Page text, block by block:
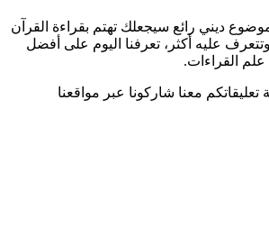
ديني رائع سيجعلك تهتم بقراءة القرآن
عليه أكثر، تعرفنا اليوم على أفضل
القراءات.
معنا شاركونا عبر مواقعنا